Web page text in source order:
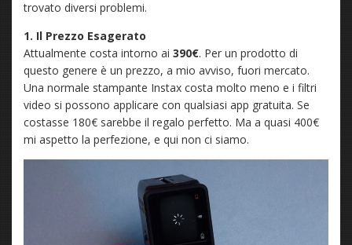
trovato diversi problemi.
1. Il Prezzo Esagerato
Attualmente costa intorno ai 390€. Per un prodotto di
questo genere è un prezzo, a mio avviso, fuori mercato.
Una normale stampante Instax costa molto meno e i filtri
video si possono applicare con qualsiasi app gratuita. Se
costasse 180€ sarebbe il regalo perfetto. Ma a quasi 400€
mi aspetto la perfezione, e qui non ci siamo.